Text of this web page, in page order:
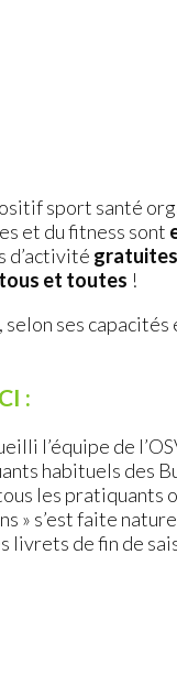
sport santé
et du fitness sont
d’activité gratuites
et toutes !
ses
:
l’équipe de
habituels des
les pratiquants
» s’est faite
livrets de fin de